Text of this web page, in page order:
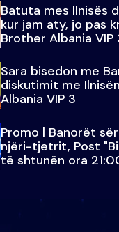
Batuta mes Ilnisës
kur jam aty, jo pas
Brother Albania VIP
Sara bisedon me
diskutimit me
Albania VIP 3
Promo l Banorët
njëri-tjetrit, Post
të shtunën ora